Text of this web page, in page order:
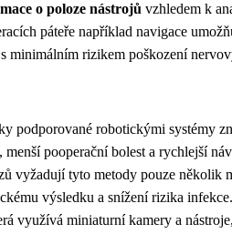
o poloze nástrojů vzhledem k
páteře například navigace
minimálním rizikem poškození
podporované robotickými systémy
pooperační bolest a rychlejší
vyžadují tyto metody pouze několik
výsledku a snížení rizika infekce.
využívá miniaturní kamery a